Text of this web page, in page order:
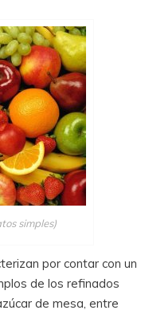
simples)
por contar con un
de los refinados
de mesa, entre